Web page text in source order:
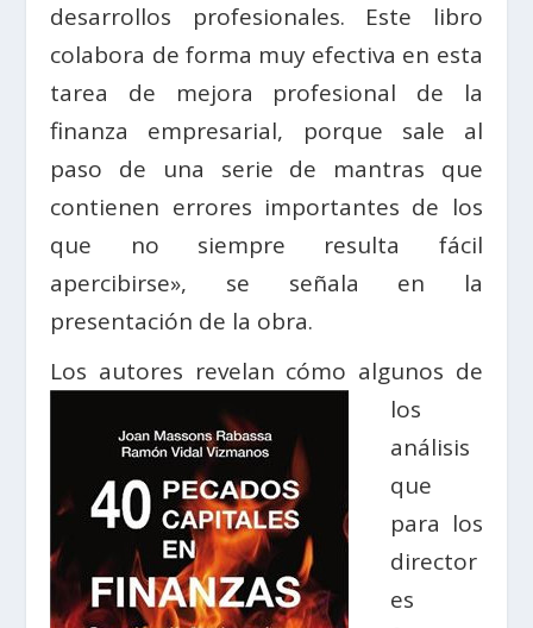
desarrollos profesionales. Este libro
colabora de forma muy efectiva en esta
tarea de mejora profesional de la
finanza empresarial, porque sale al
paso de una serie de mantras que
contienen errores importantes de los
que no siempre resulta fácil
apercibirse», se señala en la
presentación de la obra.
Los autores revelan cómo algunos de
los
análisis
que
para los
director
es